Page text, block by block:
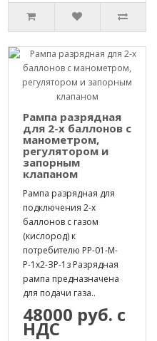
Рампа разрядная
для 2-х баллонов с
манометром,
регулятором и
запорным
клапаном
Рампа разрядная для
подключения 2-х
баллонов с газом
(кислород) к
потребителю РР-01-М-
Р-1х2-ЗР-1з Разрядная
рампа предназначена
для подачи газа..
48000 руб. с
НДС